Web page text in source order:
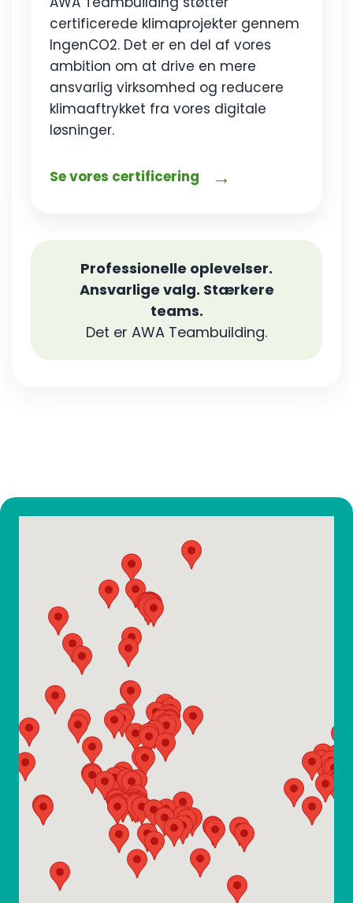
certificerede klimaprojekter gennem
IngenCO2. Det er en del af vores
ambition om at drive en mere
ansvarlig virksomhed og reducere
klimaaftrykket fra vores digitale
løsninger.
Se vores certificering →
Professionelle oplevelser.
Ansvarlige valg. Stærkere
teams.
Det er AWA Teambuilding.